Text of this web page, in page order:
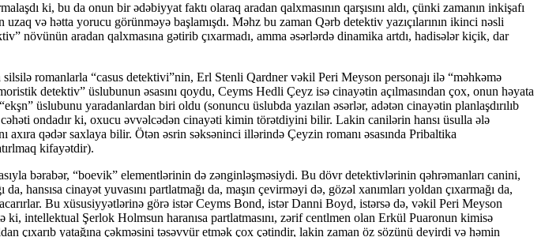
ki, bu da onun bir ədəbiyyat faktı olaraq aradan qalxmasının qarşısını aldı, çünki zamanın inkişafı
və hətta yorucu görünməyə başlamışdı. Məhz bu zaman Qərb detektiv yazıçılarının ikinci nəsli
növünün aradan qalxmasına gətirib çıxarmadı, amma əsərlərdə dinamika artdı, hadisələr kiçik, dar
romanlarla “casus detektivi”nin, Erl Stenli Qardner vəkil Peri Meyson personajı ilə “məhkəmə
detektiv” üslubunun əsasını qoydu, Ceyms Hedli Çeyz isə cinayətin açılmasından çox, onun həyata
üslubunu yaradanlardan biri oldu (sonuncu üslubda yazılan əsərlər, adətən cinayətin planlaşdırılıb
ondadır ki, oxucu əvvəlcədən cinayəti kimin törətdiyini bilir. Lakin canilərin hansı üsulla ələ
qədər saxlaya bilir. Ötən əsrin səksəninci illərində Çeyzin romanı əsasında Pribaltika
kifayətdir).
bərabər, “boevik” elementlərinin də zənginləşməsiydi. Bu dövr detektivlərinin qəhrəmanları canini,
hansısa cinayət yuvasını partlatmağı da, maşın çevirməyi də, gözəl xanımları yoldan çıxarmağı da,
Bu xüsusiyyətlərinə görə istər Ceyms Bond, istər Danni Boyd, istərsə də, vəkil Peri Meyson
intellektual Şerlok Holmsun haranısa partlatmasını, zərif centlmen olan Erkül Puaronun kimisə
çıxarıb yatağına çəkməsini təsəvvür etmək çox çətindir, lakin zaman öz sözünü deyirdi və həmin